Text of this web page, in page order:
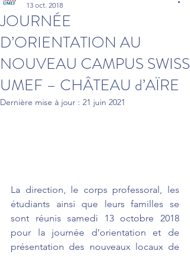
JOURNÉE
D’ORIENTATION AU
NOUVEAU CAMPUS SWISS
UMEF – CHÂTEAU d’AÏRE
13 oct. 2018
Dernière mise à jour : 21 juin 2021
La direction, le corps professoral, les
étudiants ainsi que leurs familles se
sont réunis samedi 13 octobre 2018
pour la journée d’orientation et de
présentation des nouveaux locaux de